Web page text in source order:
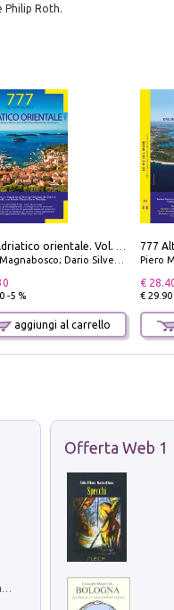
Philip Roth.
Dario Silvestro; Marco Sbrizzi
-5 %
aggiungi al carrello
Piero
€
€ 29.90
Offerta Web 1